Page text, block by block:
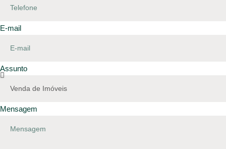
E-mail
Assunto
Mensagem